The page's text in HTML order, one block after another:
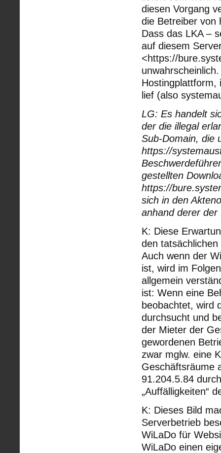
diesen Vorgang
die Betreiber von
Dass das LKA –
auf diesem
<https://
Hostingplattform,
lief (also
LG: Es handelt
der die illegal
Sub-Domain, die
https://
gestellten
https://
sich in den
anhand derer der
K: Diese
den
Auch wenn der
ist, wird im
allgemein
ist: Wenn eine
beobachtet, wird
durchsucht und
der Mieter der
gewordenen
zwar mglw. eine
Geschäftsräume
91.204.5.84
„Auffälligkeiten“
K: Dieses Bild
Serverbetrieb
WiLaDo für
WiLaDo einen